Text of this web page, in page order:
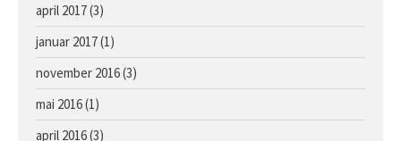
april 2017(3)
januar 2017(1)
november 2016(3)
mai 2016(1)
april 2016(3)